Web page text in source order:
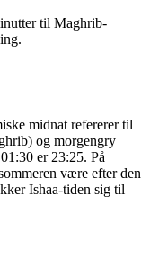
til Maghrib-
midnat refererer til
og morgengry
er 23:25. På
være efter den
Ishaa-tiden sig til